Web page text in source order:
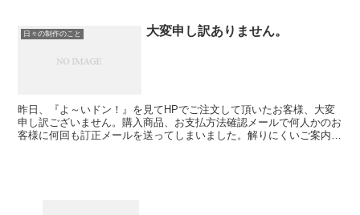
日々の制作のこと 大変申し訳ありません。
昨日、『よ～いドン！』を見てHPでご注文して頂いたお客様、大変
申し訳ございません。購入商品、お支払方法確認メールで何人かのお
客様に何回も訂正メールを送ってしまいました。解りにくいご案内に